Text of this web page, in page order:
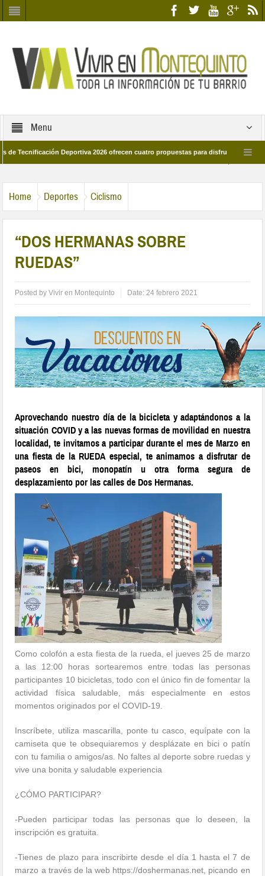
Menu
Deportiva 2026 ofrecen cuatro propuestas para disfrutar del deporte este
Home Deportes Ciclismo
“DOS HERMANAS SOBRE
RUEDAS”
Posted byVivir en Montequinto Date:24 febrero 2021
Aprovechando nuestro día de la bicicleta y adaptándonos a la
situación COVID y a las nuevas formas de movilidad en nuestra
localidad, te invitamos a participar durante el mes de Marzo en
una fiesta de la RUEDA especial, te animamos a disfrutar de
paseos en bici, monopatín u otra forma segura de
desplazamiento por las calles de Dos Hermanas.
Como colofón a esta fiesta de la rueda, el jueves 25 de marzo
a las 12:00 horas sortearemos entre todas las personas
participantes 10 bicicletas, todo con el único fin de fomentar la
actividad física saludable, más especialmente en estos
momentos originados por el COVID-19.
Inscríbete, utiliza mascarilla, ponte tu casco, equípate con la
camiseta que te obsequiaremos y desplázate en bici o patín
con tu familia o amigos/as. No faltes al deporte sobre ruedas y
vive una bonita y saludable experiencia
¿CÓMO PARTICIPAR?
-Pueden participar todas las personas que lo deseen, la
inscripción es gratuita.
-Tienes de plazo para inscribirte desde el día 1 hasta el 7 de
marzo a través de la web https://doshermanas.net, picando en